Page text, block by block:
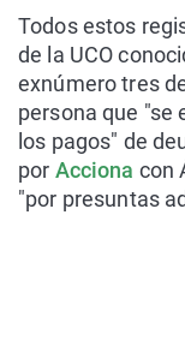
Todos estos
de la UCO
exnúmero tres
persona que "se
los pagos" de
por Acciona con
"por presuntas